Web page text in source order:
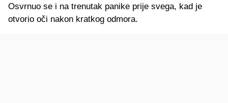
Osvrnuo se i na trenutak panike prije svega, kad je
otvorio oči nakon kratkog odmora.